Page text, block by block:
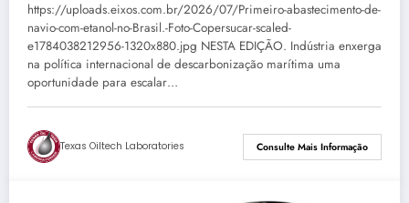
https://uploads.eixos.com.br/2026/07/Primeiro-abastecimento-de-
navio-com-etanol-no-Brasil.-Foto-Copersucar-scaled-
e1784038212956-1320x880.jpg NESTA EDIÇÃO. Indústria enxerga
na política internacional de descarbonização marítima uma
oportunidade para escalar…
Texas Oiltech Laboratories Consulte Mais Informação